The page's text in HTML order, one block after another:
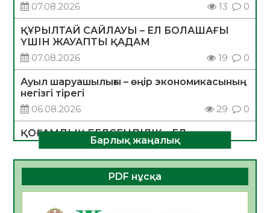
07.08.2026
13 0
ҚҰРЫЛТАЙ САЙЛАУЫ – ЕЛ БОЛАШАҒЫ
ҮШІН ЖАУАПТЫ ҚАДАМ
07.08.2026
19 0
Ауыл шаруашылығы – өңір экономикасының
негізгі тірегі
06.08.2026
29 0
ҚОҒАМДЫҚ БЕЛСЕНДІЛІК – ЕЛ
ДАМУЫНЫҢ НЕГІЗІ
06.08.2026
28 0
ҚҰРЫЛТАЙ САЙЛАУЫ – БОЛАШАҚҚА
Барлық жаңалық
PDF нұсқа